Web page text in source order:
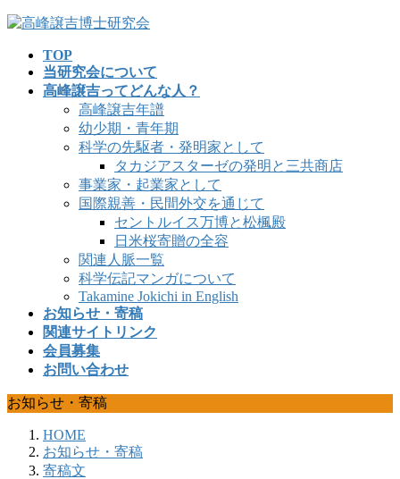
コ
ナ
TOP
当研究会について
高峰譲吉ってどんな人？
高峰譲吉年譜
幼少期・青年期
科学の先駆者・発明家として
タカジアスターゼの発明と三共商店
事業家・起業家として
国際親善・民間外交を通じて
セントルイス万博と松楓殿
日米桜寄贈の全容
関連人脈一覧
科学伝記マンガについて
Takamine Jokichi in English
お知らせ・寄稿
関連サイトリンク
会員募集
お問い合わせ
お知らせ・寄稿
HOME
お知らせ・寄稿
寄稿文